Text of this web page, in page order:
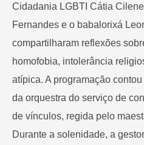
Cidadania LGBTI Cátia
Fernandes e o babalorixá
compartilharam reflexões
homofobia, intolerância
atípica. A programação
da orquestra do serviço de
de vínculos, regida pelo
Durante a solenidade, a